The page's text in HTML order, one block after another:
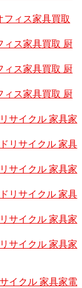
フィス家具買取
ィス家具買取 厨
ィス家具買取 厨
ィス家具買取 厨
サイクル 家具家
リサイクル 家具
サイクル 家具家
リサイクル 家具
サイクル 家具家
サイクル 家具家
イクル 家具家電